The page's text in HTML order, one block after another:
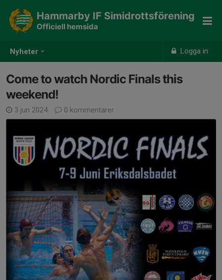
Nyheter Logga in
Hammarby IF Simidrottsförening
Officiell hemsida
Come to watch Nordic Finals this
weekend!
3 jun 2024 0 kommentarer